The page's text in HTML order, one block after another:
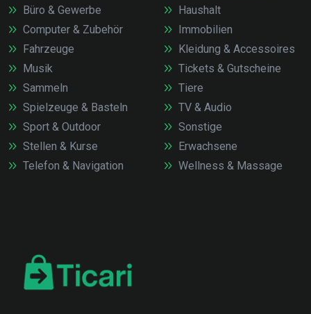
Büro & Gewerbe
Computer & Zubehör
Fahrzeuge
Haushalt
Immobilien
Kleidung & Accessoires
Musik
Sammeln
Spielzeuge & Basteln
Sport & Outdoor
Stellen & Kurse
Telefon & Navigation
Tickets & Gutscheine
Tiere
TV & Audio
Sonstige
Erwachsene
Wellness & Massage